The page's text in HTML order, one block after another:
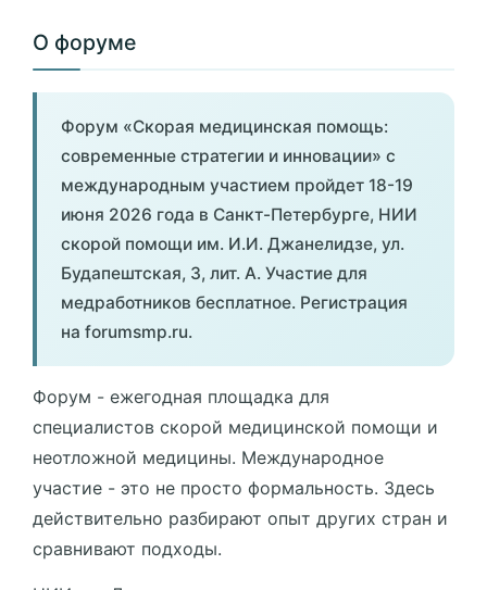
О форуме
Форум «Скорая медицинская помощь:
современные стратегии и инновации» с
международным участием пройдет 18-19
июня 2026 года в Санкт-Петербурге, НИИ
скорой помощи им. И.И. Джанелидзе, ул.
Будапештская, 3, лит. А. Участие для
медработников бесплатное. Регистрация
на forumsmp.ru.
Форум - ежегодная площадка для
специалистов скорой медицинской помощи и
неотложной медицины. Международное
участие - это не просто формальность. Здесь
действительно разбирают опыт других стран и
сравнивают подходы.